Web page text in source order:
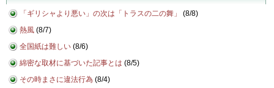
「ギリシャより悪い」の次は「トラスの二の舞」 (8/8)
熱風 (8/7)
全国紙は難しい (8/6)
綿密な取材に基づいた記事とは (8/5)
その時まさに違法行為 (8/4)